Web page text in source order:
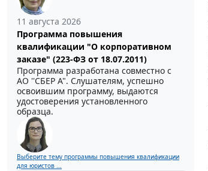
11 августа 2026
Программа повышения
квалификации "О корпоративном
заказе" (223-ФЗ от 18.07.2011)
Программа разработана совместно с
АО ''СБЕР А". Слушателям, успешно
освоившим программу, выдаются
удостоверения установленного
образца.
Выберите тему программы повышения квалификации
для юристов ...